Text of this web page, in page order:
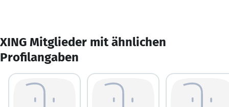
XING Mitglieder mit ähnlichen
Profilangaben